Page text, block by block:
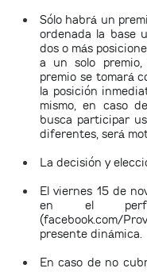
Sólo habrá un
ordenada la base
dos o más
a un solo
premio se tomará
la posición
mismo, en caso
busca participar
diferentes, será
La decisión y
El viernes 15 de
en el
(facebook.com/
presente dinámica.
En caso de no